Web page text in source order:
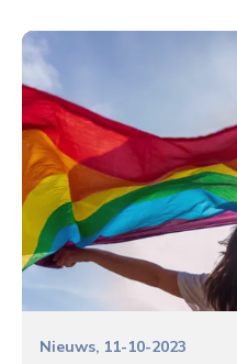
Nieuws 11-10-2023